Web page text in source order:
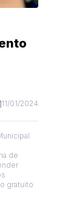
11/01/2024
de
gratuito